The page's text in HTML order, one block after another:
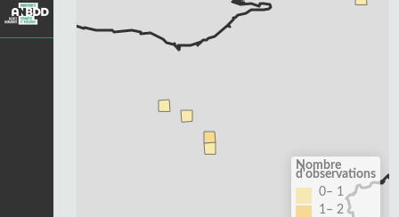
Nombre
d'observations
0– 1
1– 2